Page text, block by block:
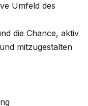
Umfeld des
die Chance, aktiv
mitzugestalten